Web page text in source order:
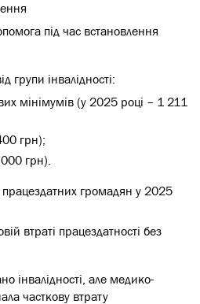
під час встановлення
групи інвалідності:
мінімумів (у 2025 році – 1 211
грн);
грн).
громадян у 2025
втраті працездатності без
інвалідності, але медико-
часткову втрату